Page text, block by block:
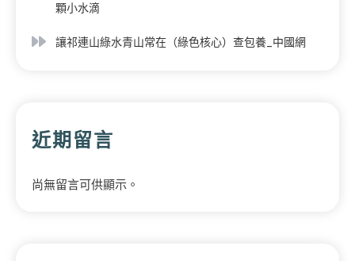
顆小水滴
讓祁連山綠水青山常在（綠色核心）查包養_中國網
近期留言
尚無留言可供顯示。